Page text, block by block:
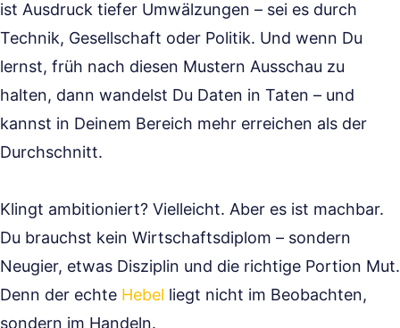
ist Ausdruck tiefer Umwälzungen – sei es durch
Technik, Gesellschaft oder Politik. Und wenn Du
lernst, früh nach diesen Mustern Ausschau zu
halten, dann wandelst Du Daten in Taten – und
kannst in Deinem Bereich mehr erreichen als der
Durchschnitt.
Klingt ambitioniert? Vielleicht. Aber es ist machbar.
Du brauchst kein Wirtschaftsdiplom – sondern
Neugier, etwas Disziplin und die richtige Portion Mut.
Denn der echte Hebel liegt nicht im Beobachten,
sondern im Handeln.